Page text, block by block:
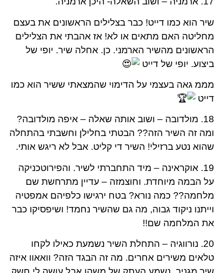
שיר הוא כמו דייט! כבר בצלילים הראשונים את בעצם
מחליטה האם מתאים או לא! אז אהבתי את הצלילים
הראשונים מהשיר הארמני. כן. אחלה שיר. יופי של
ביצוע. יופי של דייט
מממ גאה בעצמי על הדימוי שהמצאתי ששיר הוא כמו
דייט
18. מולדובה – ושוב אותה שאלה – איפה מולדובה?
ומה זה השיר הזה?? הבטתי בחלילן וחשבתי בהתחלה
שהוא נטע ברזילי! השיר די קליט. אבל לא ריגש אותי.
19. אוקראינה – מיד התחברתי לשיר. והפירוטכניקה
על הבמה מיוחדת. וחוצמזה – עדיין מתרחשת שם
מלחמה?? כמה נורא? בטח ירגישו כלפיהם אמפטיה
וייתנו ניקוד גבוה, מה גם שהשיר נחמד! ושיפסיקו כבר
את המלחמה שם!!
20. נורווגיה – התחלת השיר נשמעת כאילו לקחו
טלאים משירים אחרים. מה זה הבגד הזה? וואאוו איזה